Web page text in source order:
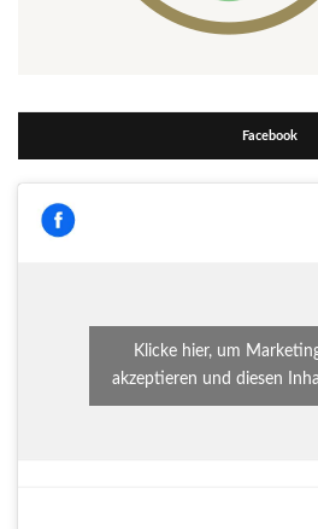
Facebook
Klicke hier, um
akzeptieren und diesen